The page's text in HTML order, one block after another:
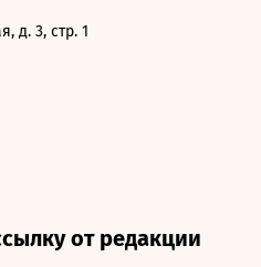
д. 3, стр. 1